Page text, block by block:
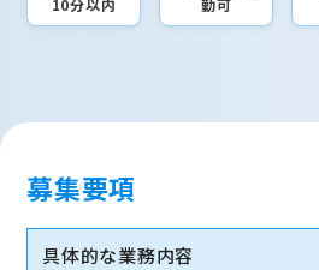
10分以内
勤可
募集要項
具体的な業務内容